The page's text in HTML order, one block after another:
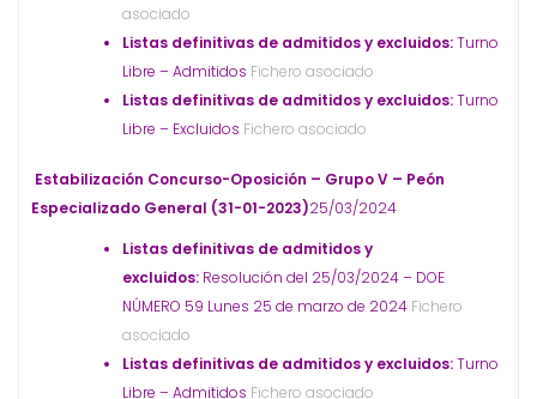
asociado
Listas definitivas de admitidos y excluidos:Turno
Libre – Admitidos Fichero asociado
Listas definitivas de admitidos y excluidos:Turno
Libre – Excluidos Fichero asociado
Estabilización Concurso-Oposición – Grupo V – Peón
Especializado General (31-01-2023)25/03/2024
Listas definitivas de admitidos y
excluidos: Resolución del 25/03/2024 – DOE
NÚMERO 59 Lunes 25 de marzo de 2024 Fichero
asociado
Listas definitivas de admitidos y excluidos:Turno
Libre – Admitidos Fichero asociado